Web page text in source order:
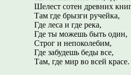
Шелест сотен древних
Там где брызги ручейка,
Где леса и где река,
Где ты можешь быть один,
Строг и непоколебим,
Где забудешь беды все,
Там, где мир во всей красе.